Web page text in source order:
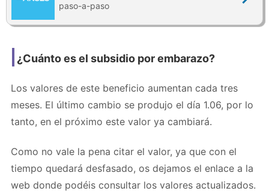
paso-a-paso
¿Cuánto es el subsidio por embarazo?
Los valores de este beneficio aumentan cada tres
meses. El último cambio se produjo el día 1.06, por lo
tanto, en el próximo este valor ya cambiará.
Como no vale la pena citar el valor, ya que con el
tiempo quedará desfasado, os dejamos el enlace a la
web donde podéis consultar los valores actualizados.